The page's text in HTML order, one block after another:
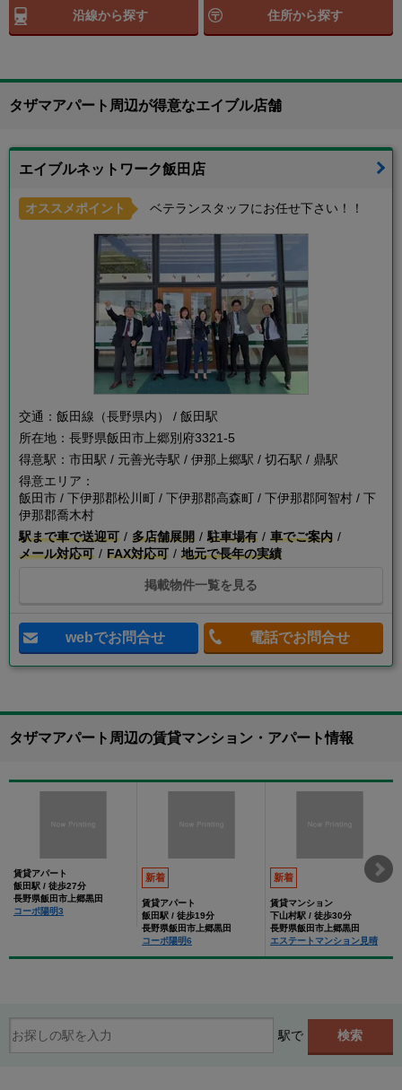
沿線から探す 住所から探す
タザマアパート周辺が得意なエイブル店舗
エイブルネットワーク飯田店
オススメポイント ベテランスタッフにお任せ下さい！！
交通： 飯田線（長野県内） / 飯田駅
所在地： 長野県飯田市上郷別府3321-5
得意駅： 市田駅 / 元善光寺駅 / 伊那上郷駅 / 切石駅 / 鼎駅
得意エリア：
飯田市 / 下伊那郡松川町 / 下伊那郡高森町 / 下伊那郡阿智村 / 下
伊那郡喬木村
駅まで車で送迎可
多店舗展開 駐車場有
車でご案内
メール対応可
FAX対応可 地元で長年の実績
掲載物件一覧を見る
webでお問合せ 電話でお問合せ
タザマアパート周辺の賃貸マンション・アパート情報
賃貸アパート
飯田駅 / 徒歩27分
長野県飯田市上郷黒田
コーポ陽明3
新着
賃貸アパート
飯田駅 / 徒歩19分
長野県飯田市上郷黒田
コーポ陽明6
新着
賃貸マンション
下山村駅 / 徒歩30分
長野県飯田市上郷黒田
エステートマンション見晴
駅で